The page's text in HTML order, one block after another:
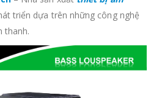
triển dựa trên những công nghệ
thanh.